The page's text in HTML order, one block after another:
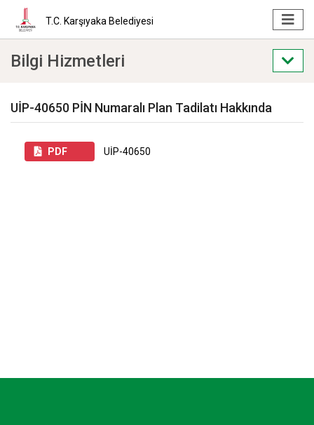
T.C. Karşıyaka Belediyesi
Bilgi Hizmetleri
UİP-40650 PİN Numaralı Plan Tadilatı Hakkında
PDF UİP-40650